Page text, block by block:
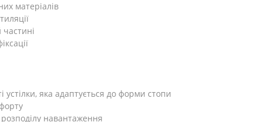
матеріалів
яка адаптується до форми стопи
навантаження